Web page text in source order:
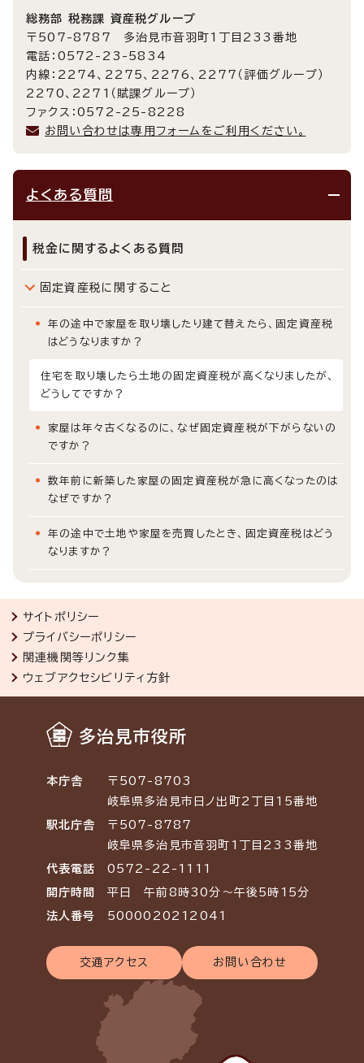
総務部 税務課 資産税グループ
〒507-8787 多治見市音羽町1丁目233番地
電話：0572-23-5834
内線：2274、2275、2276、2277（評価グループ）
2270、2271（賦課グループ）
ファクス：0572-25-8228
お問い合わせは専用フォームをご利用ください。
よくある質問
税金に関するよくある質問
固定資産税に関すること
年の途中で家屋を取り壊したり建て替えたら、固定資産税
はどうなりますか？
住宅を取り壊したら土地の固定資産税が高くなりましたが、
どうしてですか？
家屋は年々古くなるのに、なぜ固定資産税が下がらないの
ですか？
数年前に新築した家屋の固定資産税が急に高くなったのは
なぜですか？
年の途中で土地や家屋を売買したとき、固定資産税はどう
なりますか？
サイトポリシー
プライバシーポリシー
関連機関等リンク集
ウェブアクセシビリティ方針
多治見市役所
本庁舎
〒507-8703
岐阜県多治見市日ノ出町2丁目15番地
駅北庁舎
〒507-8787
岐阜県多治見市音羽町1丁目233番地
代表電話 0572-22-1111
開庁時間 平日 午前8時30分～午後5時15分
法人番号 5000020212041
交通アクセス お問い合わせ